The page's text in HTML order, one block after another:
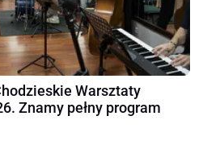
Warsztaty
Znamy pełny program